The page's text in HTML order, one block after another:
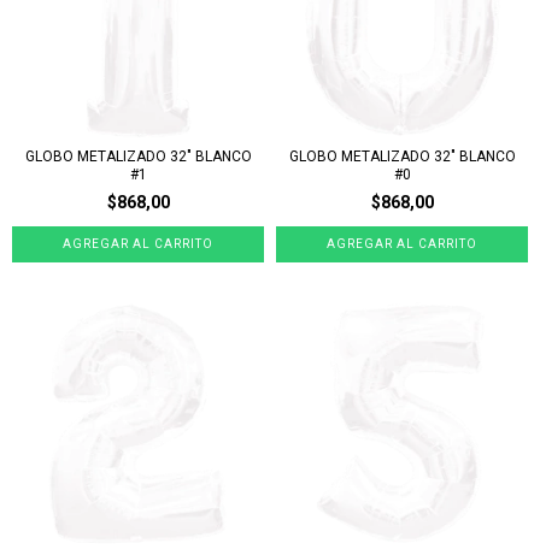
GLOBO METALIZADO 32" BLANCO
#1
$868,00
GLOBO METALIZADO 32" BLANCO
#0
$868,00